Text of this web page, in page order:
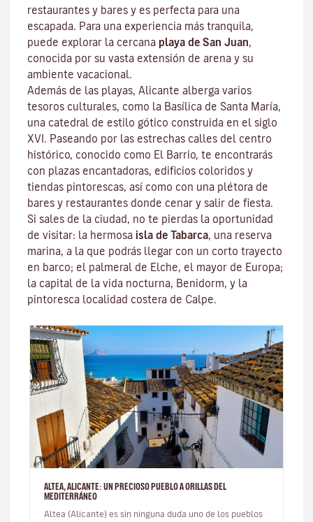
restaurantes y bares y es perfecta para una
escapada. Para una experiencia más tranquila,
puede explorar la cercana playa de San Juan,
conocida por su vasta extensión de arena y su
ambiente vacacional.
Además de las playas, Alicante alberga varios
tesoros culturales, como la Basílica de Santa María,
una catedral de estilo gótico construida en el siglo
XVI. Paseando por las estrechas calles del centro
histórico, conocido como El Barrio, te encontrarás
con plazas encantadoras, edificios coloridos y
tiendas pintorescas, así como con una plétora de
bares y restaurantes donde cenar y salir de fiesta.
Si sales de la ciudad, no te pierdas la oportunidad
de visitar: la hermosa isla de Tabarca, una reserva
marina, a la que podrás llegar con un corto trayecto
en barco; el palmeral de Elche, el mayor de Europa;
la capital de la vida nocturna, Benidorm, y la
pintoresca localidad costera de Calpe.
ALTEA, ALICANTE: UN PRECIOSO PUEBLO A ORILLAS DEL
MEDITERRÁNEO
Altea (Alicante) es sin ninguna duda uno de los pueblos